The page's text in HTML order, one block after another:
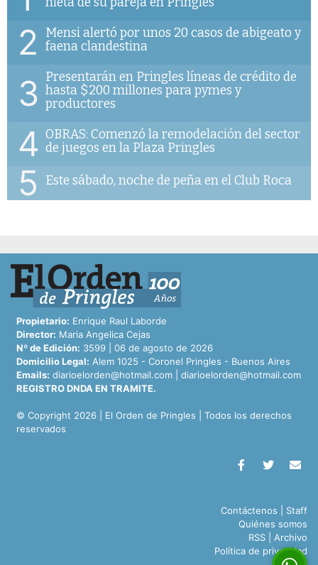
2
Mensi alertó por unos 20 casos de abigeato y
faena clandestina
3
Presentarán en Pringles líneas de crédito de
hasta $200 millones para pymes y
productores
4 OBRAS: Comenzó la remodelación del sector
de juegos en la Plaza Pringles
5 Este sábado, noche de peña en el Club Roca
Propietario: Enrique Raul Laborde
Director: Maria Angelica Cejas
Nº de Edición: 3599 | 06 de agosto de 2026
Domicilio Legal: Alem 1025 - Coronel Pringles - Buenos Aires
Emails: diarioelorden@hotmail.com
diarioelorden@hotmail.com
REGISTRO DNDA EN TRAMITE.
© Copyright 2026 | El Orden de Pringles | Todos los derechos
reservados
Contáctenos
Staff
Quiénes somos
RSS
Archivo
Política de privacidad